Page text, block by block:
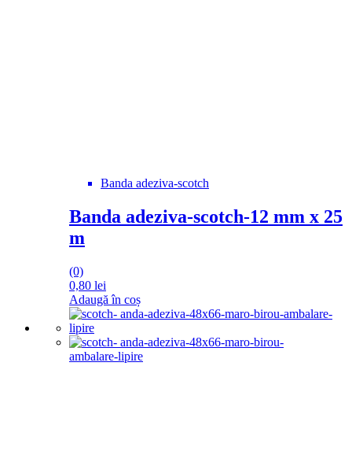
Banda adeziva-scotch
Banda adeziva-scotch-12 mm x 25
m
(0)
0,80 lei
Adaugă în coș